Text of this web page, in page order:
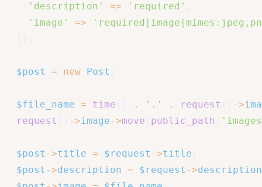
'description'
=> 'required'
'image'
=>
$post = new Post
$file_name = time . '.' . request ->
request
->image->move public_path
$post ->title = $request ->title
$post ->description = $request ->description